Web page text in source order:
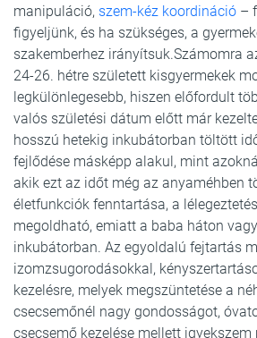
manipuláció, szem-kéz koordináció –
figyeljünk, és ha szükséges, a
szakemberhez irányítsuk.Számomra
24-26. hétre született kisgyermekek
legkülönlegesebb, hiszen előfordult
valós születési dátum előtt már
hosszú hetekig inkubátorban töltött
fejlődése másképp alakul, mint
akik ezt az időt még az anyaméhben
életfunkciók fenntartása, a
megoldható, emiatt a baba háton
inkubátorban. Az egyoldalú fejtartás
izomzsugorodásokkal,
kezelésre, melyek megszüntetése a
csecsemőnél nagy gondosságot,
csecsemő kezelése mellett